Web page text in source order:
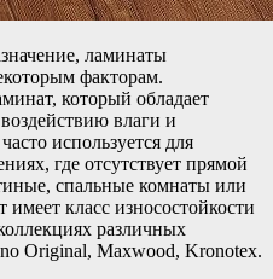
ламинаты
факторам.
который обладает
влаги и
используется для
где отсутствует прямой
спальные комнаты или
класс износостойкости
различных
Original, Maxwood, Kronotex.